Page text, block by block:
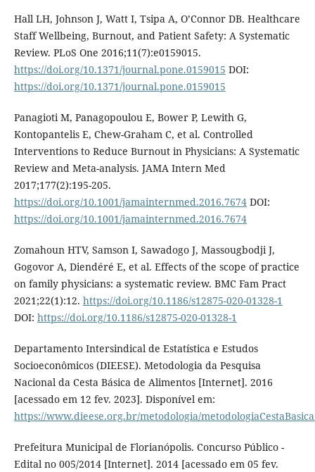
Hall LH, Johnson J, Watt I, Tsipa A, O’Connor DB. Healthcare
Staff Wellbeing, Burnout, and Patient Safety: A Systematic
Review. PLoS One 2016;11(7):e0159015.
https://doi.org/10.1371/journal.pone.0159015 DOI:
https://doi.org/10.1371/journal.pone.0159015
Panagioti M, Panagopoulou E, Bower P, Lewith G,
Kontopantelis E, Chew-Graham C, et al. Controlled
Interventions to Reduce Burnout in Physicians: A Systematic
Review and Meta-analysis. JAMA Intern Med
2017;177(2):195-205.
https://doi.org/10.1001/jamainternmed.2016.7674DOI:
https://doi.org/10.1001/jamainternmed.2016.7674
Zomahoun HTV, Samson I, Sawadogo J, Massougbodji J,
Gogovor A, Diendéré E, et al. Effects of the scope of practice
on family physicians: a systematic review. BMC Fam Pract
2021;22(1):12. https://doi.org/10.1186/s12875-020-01328-1
DOI: https://doi.org/10.1186/s12875-020-01328-1
Departamento Intersindical de Estatística e Estudos
Socioeconômicos (DIEESE). Metodologia da Pesquisa
Nacional da Cesta Básica de Alimentos [Internet]. 2016
[acessado em 12 fev. 2023]. Disponível em:
https://www.dieese.org.br/metodologia/
Prefeitura Municipal de Florianópolis. Concurso Público -
Edital no 005/2014 [Internet]. 2014 [acessado em 05 fev.